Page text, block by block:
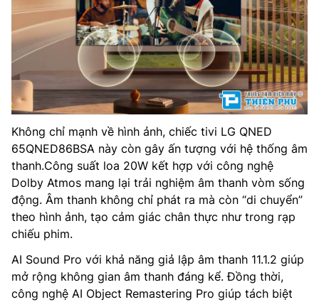
Không chỉ mạnh về hình ảnh, chiếc tivi LG QNED
65QNED86BSA này còn gây ấn tượng với hệ thống âm
thanh.Công suất loa 20W kết hợp với công nghệ
Dolby Atmos mang lại trải nghiệm âm thanh vòm sống
động. Âm thanh không chỉ phát ra mà còn “di chuyển”
theo hình ảnh, tạo cảm giác chân thực như trong rạp
chiếu phim.
AI Sound Pro với khả năng giả lập âm thanh 11.1.2 giúp
mở rộng không gian âm thanh đáng kể. Đồng thời,
công nghệ AI Object Remastering Pro giúp tách biệt